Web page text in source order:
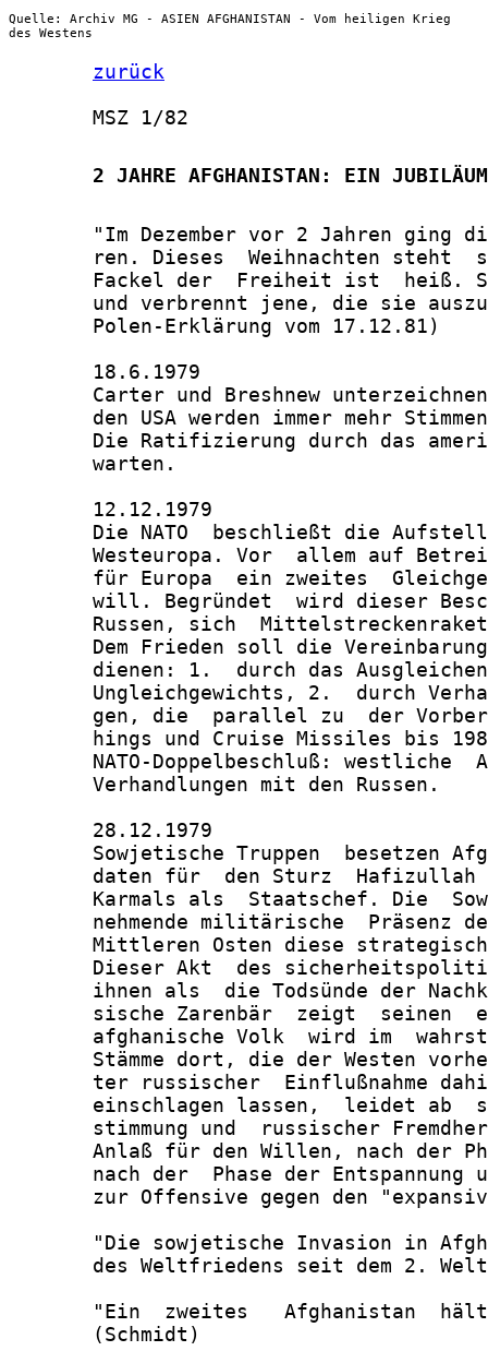
Quelle: Archiv MG - ASIEN AFGHANISTAN - Vom heiligen Krieg
des Westens
zurück
       MSZ 1/82
       2 JAHRE AFGHANISTAN: EIN JUBILÄUM